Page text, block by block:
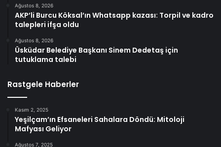
Ağustos 8, 2026
AKP’li Burcu Köksal’ın Whatsapp kazası: Torpil ve kadro
talepleri ifşa oldu
Ağustos 8, 2026
Üsküdar Belediye Başkanı Sinem Dedetaş için
tutuklama talebi
Rastgele Haberler
Kasım 2, 2025
Yeşilçam’ın Efsaneleri Sahalara Döndü: Mitoloji
Mafyası Geliyor
Ağustos 7, 2025